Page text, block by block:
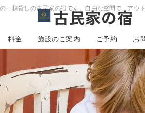
一棟貸しの古民家の宿です。自由な空間で、アウ
古民家の
料金 施設のご案内 ご予約 お